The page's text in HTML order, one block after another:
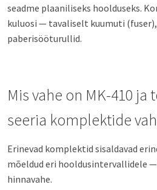
seadme plaaniliseks hoolduseks.
kuluosi — tavaliselt kuumuti
paberisööturullid.
Mis vahe on MK-410 ja
seeria komplektide
Erinevad komplektid sisaldavad
mõeldud eri hooldusintervallidele
hinnavahe.